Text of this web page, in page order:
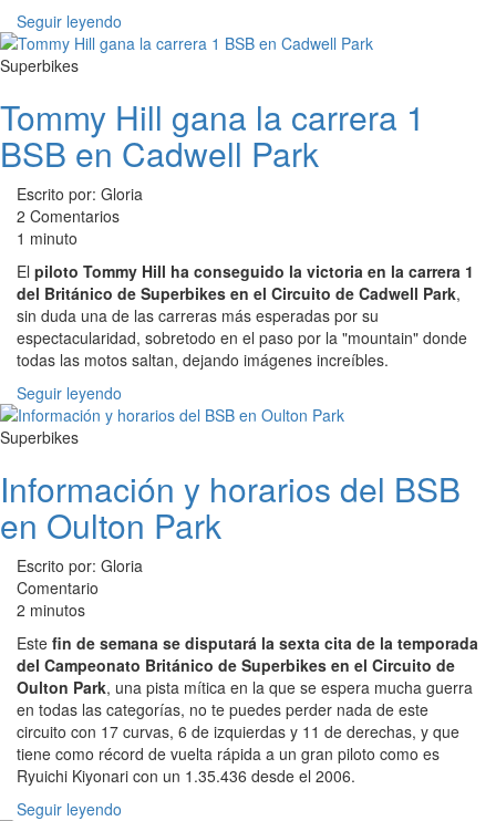
Seguir leyendo
Superbikes
Tommy Hill gana la carrera 1
BSB en Cadwell Park
Escrito por: Gloria
2 Comentarios
1 minuto
El piloto Tommy Hill ha conseguido la victoria en la carrera 1
del Británico de Superbikes en el Circuito de Cadwell Park,
sin duda una de las carreras más esperadas por su
espectacularidad, sobretodo en el paso por la "mountain" donde
todas las motos saltan, dejando imágenes increíbles.
Seguir leyendo
Superbikes
Información y horarios del BSB
en Oulton Park
Escrito por: Gloria
Comentario
2 minutos
Este fin de semana se disputará la sexta cita de la temporada
del Campeonato Británico de Superbikes en el Circuito de
Oulton Park, una pista mítica en la que se espera mucha guerra
en todas las categorías, no te puedes perder nada de este
circuito con 17 curvas, 6 de izquierdas y 11 de derechas, y que
tiene como récord de vuelta rápida a un gran piloto como es
Ryuichi Kiyonari con un 1.35.436 desde el 2006.
Seguir leyendo